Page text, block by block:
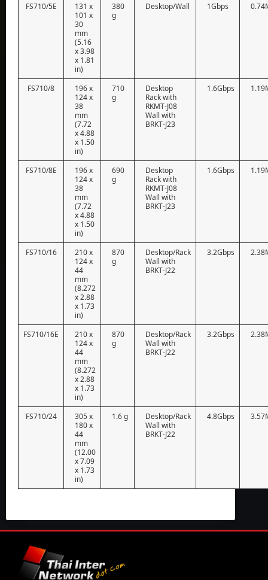
FS710/5E
131 x
101 x
30
mm
(5.16
x 3.98
x 1.81
in)
380
g
Desktop/Wall 1Gbps
FS710/8
196 x
124 x
38
mm
(7.72
x 4.88
x 1.50
in)
710
g
Desktop
Rack with
RKMT-J08
Wall with
BRKT-J23
1.6Gbps
FS710/8E
196 x
124 x
38
mm
(7.72
x 4.88
x 1.50
in)
690
g
Desktop
Rack with
RKMT-J08
Wall with
BRKT-J23
1.6Gbps
FS710/16
210 x
124 x
44
mm
(8.272
x 2.88
x 1.73
in)
870
g
Desktop/Rack
Wall with
BRKT-J22
3.2Gbps
FS710/16E
210 x
124 x
44
mm
(8.272
x 2.88
x 1.73
in)
870
g
Desktop/Rack
Wall with
BRKT-J22
3.2Gbps
FS710/24
305 x
180 x
44
mm
(12.00
x 7.09
x 1.73
in)
1.6 g
Desktop/Rack
Wall with
BRKT-J22
4.8Gbps